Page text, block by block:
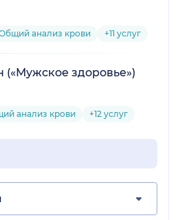
анализ крови +11 услуг
здоровье»)
анализ крови +12 услуг